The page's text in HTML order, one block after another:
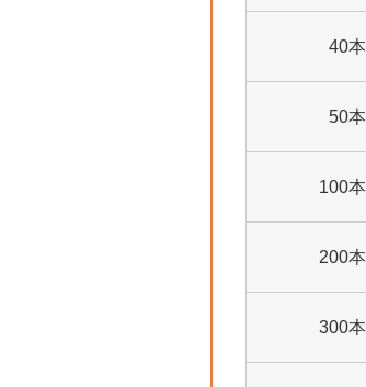
40本
50本
100本
200本
300本